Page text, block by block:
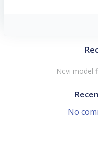
Novi model
No